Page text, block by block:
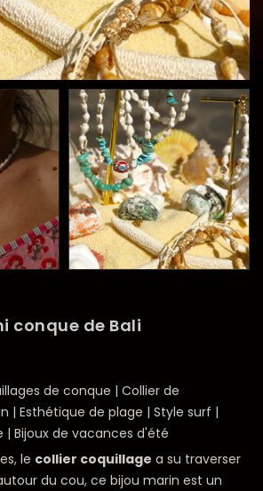
conque de Bali
de conque | Collier de
| Esthétique de plage | Style surf |
Bijoux de vacances d'été
le collier coquillage a su traverser
du cou, ce bijou marin est un